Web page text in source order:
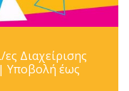
Διαχείρισης
Υποβολή έως